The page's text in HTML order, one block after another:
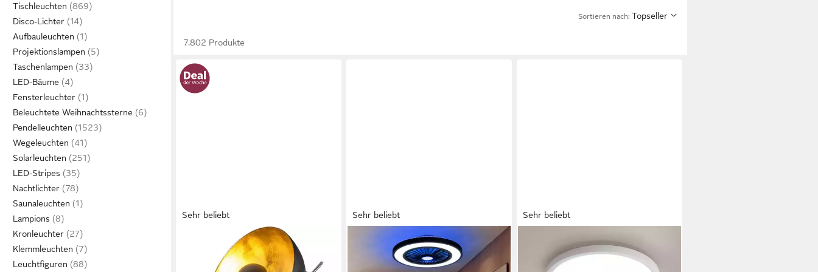
Tischleuchten
Disco-Lichter
Aufbauleuchten
Projektionslampen
Taschenlampen
LED-Bäume
Fensterleuchter
Beleuchtete Weihnachtssterne
Pendelleuchten
Wegeleuchten
Solarleuchten
LED-Stripes
Nachtlichter
Saunaleuchten
Lampions
Kronleuchter
Klemmleuchten
Leuchtfiguren
Sortieren nach: Topseller
7.802 Produkte
Sehr beliebt
Stehlampe Elenoire, ohne
Leuchtmittel, Höhe verstellbar,
Sehr beliebt
OTTO HOME
LED Deckenleuchte Jorrick
Deckenventilator, CCT - über
Sehr beliebt
LED Deckenleuchte Flach Rund
Ø23CM/30CM/40CM/50CM/60CM